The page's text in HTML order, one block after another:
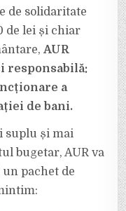
de solidaritate
de lei și chiar
AUR
responsabilă:
a
de bani.
suplu și mai
bugetar, AUR va
pachet de